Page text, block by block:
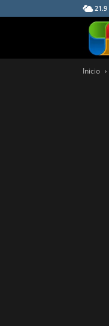
21.9
Inicio